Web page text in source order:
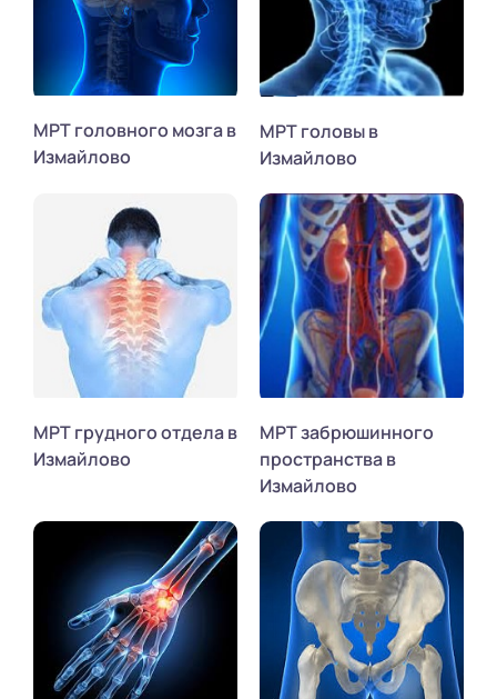
МРТ головного мозга в
Измайлово
МРТ головы в
Измайлово
МРТ грудного отдела в
Измайлово
МРТ забрюшинного
пространства в
Измайлово